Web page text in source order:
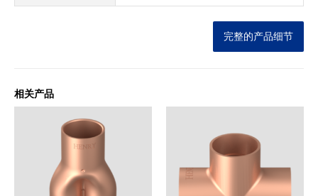
完整的产品细节
相关产品